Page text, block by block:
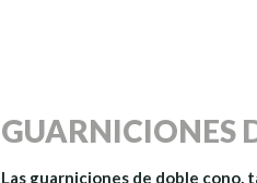
GUARNICIONES
Las guarniciones de doble cono,